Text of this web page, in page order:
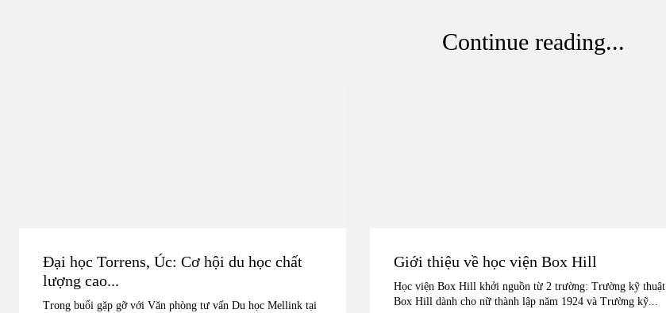
Continue reading...
Đại học Torrens, Úc: Cơ hội du học chất
lượng cao...
Trong buổi gặp gỡ với Văn phòng tư vấn Du học Mellink tại
Giới thiệu về học viện Box Hill
Học viện Box Hill khởi nguồn từ 2 trường: Trường kỹ thuật
Box Hill dành cho nữ thành lập năm 1924 và Trường kỹ...